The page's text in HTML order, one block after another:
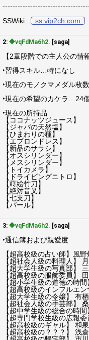
SSWiki :
ss.vip2ch.com
2: ◆vqFdMa6h2. [saga]
【2章段階での主人公の情報
‣習得スキル…特になし
‣現在のモノクマメダル枚
‣現在の希望のカケラ…24
‣現在の所持品
【ココナッツジュース】
【ジャバの天然塩】
【ひまわりの種】
【エプロンドレス】
【新品のサラシ】
【オスシリンダー】
【メスシリンダー】
【トイカメラ】
【ドライビングニトロ】
【蒔絵竹刀】
【絶対音叉】
【七支刀】
【バール】
3: ◆vqFdMa6h2. [saga]
‣通信簿および親愛度
【超高校級の占い師】風
【超社会人級の料理人】
【超大学生級の写真部】
【超高校級の服飾委員】
【超小学生級の道徳の時
【超高校級のインフルエ
【超大学生級の令嬢】 有
【超社会人級の手芸部】
【超中学生級の総合の時
【超専門学校生級の広報
【超高校級のギャル】 和
【超高校級の？？？】 浅